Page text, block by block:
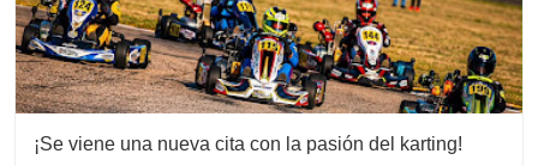
¡Se viene una nueva cita con la pasión del karting!